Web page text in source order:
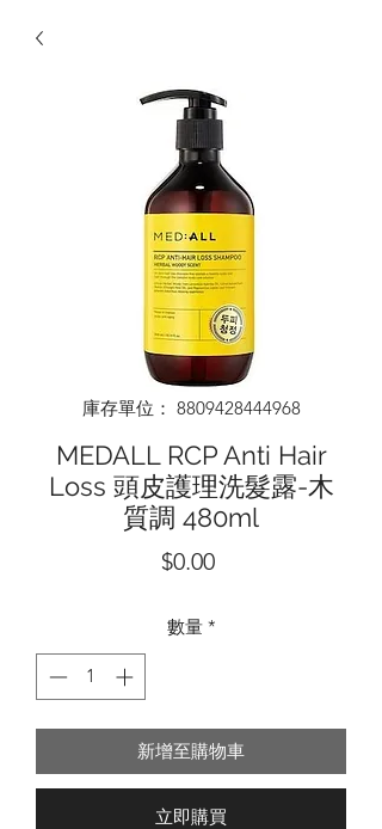
庫存單位： 8809428444968
MEDALL RCP Anti Hair
Loss 頭皮護理洗髮露-木
質調 480ml
$0.00價
數量 *
新增至購物車
立即購買